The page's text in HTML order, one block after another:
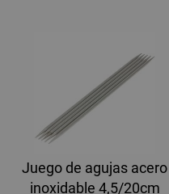
Juego de agujas acero
inoxidable 4,5/20cm